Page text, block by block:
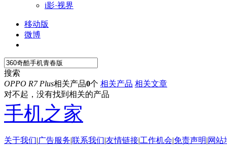
i影·视界
移动版
微博
搜索
OPPO R7 Plus相关产品0个 相关产品 相关文章
对不起，没有找到相关的产品
手机之家
关于我们|广告服务|联系我们|友情链接|工作机会|免责声明|网站